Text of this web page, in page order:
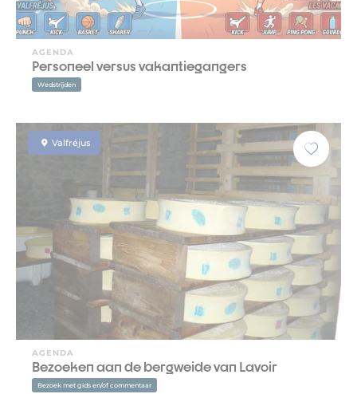
AGENDA
Personeel versus vakantiegangers
Wedstrijden
Valfréjus
AGENDA
Bezoeken aan de bergweide van Lavoir
Bezoek met gids en/of commentaar